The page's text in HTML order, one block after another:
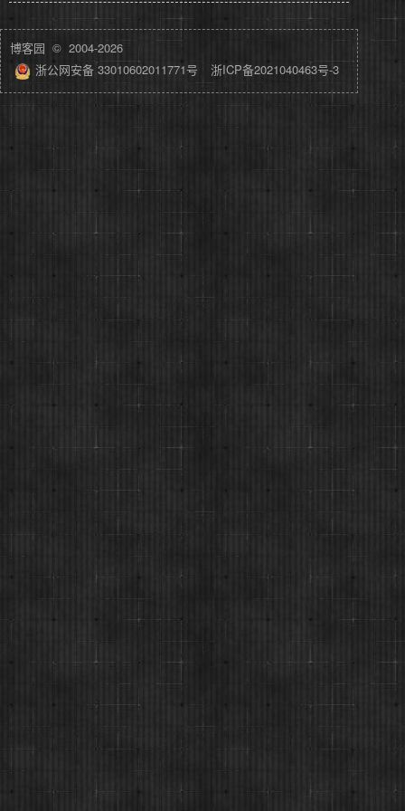
博客园 © 2004-2026
浙公网安备 33010602011771号
浙ICP备2021040463号-3